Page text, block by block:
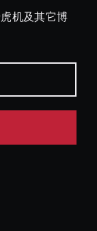
机及其它博